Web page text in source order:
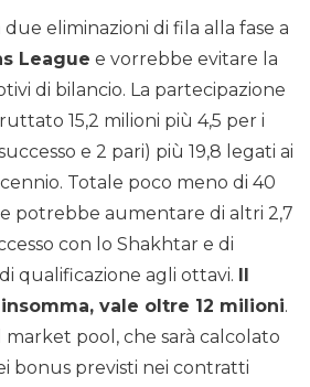
eliminazioni di fila alla fase a
League e vorrebbe evitare la
di bilancio. La partecipazione
15,2 milioni più 4,5 per i
e 2 pari) più 19,8 legati ai
Totale poco meno di 40
potrebbe aumentare di altri 2,7
con lo Shakhtar e di
qualificazione agli ottavi. Il
vale oltre 12 milioni.
pool, che sarà calcolato
bonus previsti nei contratti